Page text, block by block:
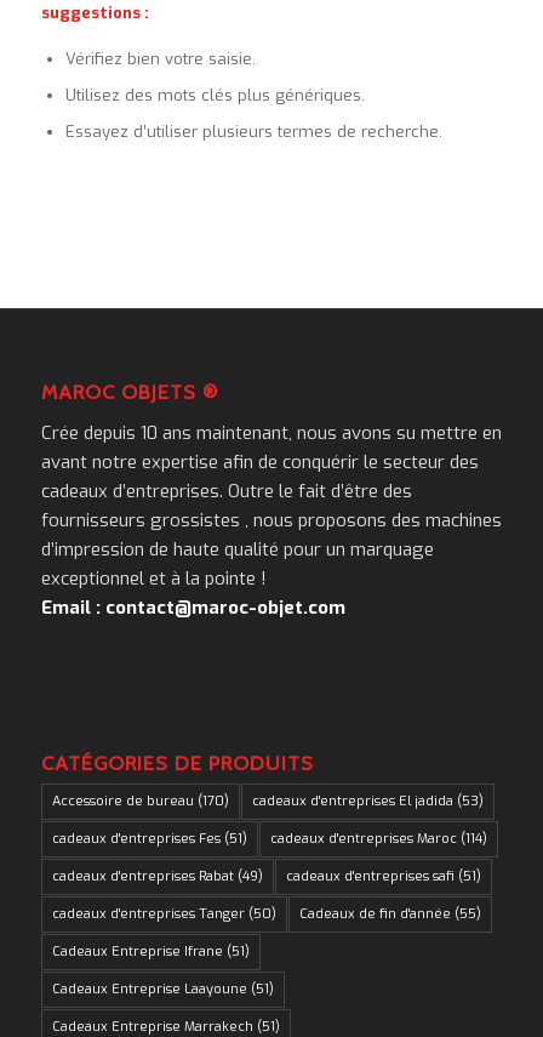
suggestions :
Vérifiez bien votre saisie.
Utilisez des mots clés plus génériques.
Essayez d’utiliser plusieurs termes de recherche.
MAROC OBJETS ®
Crée depuis 10 ans maintenant, nous avons su mettre en
avant notre expertise afin de conquérir le secteur des
cadeaux d’entreprises. Outre le fait d’être des
fournisseurs grossistes , nous proposons des machines
d’impression de haute qualité pour un marquage
exceptionnel et à la pointe !
Email : contact@maroc-objet.com
CATÉGORIES DE PRODUITS
Accessoire de bureau (170) cadeaux d'entreprises El jadida (53)
cadeaux d'entreprises Fes(51) cadeaux d'entreprises Maroc(114)
cadeaux d'entreprises Rabat(49) cadeaux d'entreprises safi (51)
cadeaux d'entreprises Tanger(50) Cadeaux de fin d'année (55)
Cadeaux Entreprise Ifrane (51)
Cadeaux Entreprise Laayoune (51)
Cadeaux Entreprise Marrakech (51)